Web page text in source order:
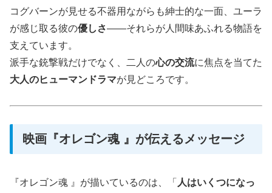
コグバーンが見せる不器用ながらも紳士的な一面、ユーラ
が感じ取る彼の優しさ――それらが人間味あふれる物語を
支えています。
派手な銃撃戦だけでなく、二人の心の交流に焦点を当てた
大人のヒューマンドラマが見どころです。
映画『オレゴン魂 』が伝えるメッセージ
『オレゴン魂 』が描いているのは、「 人はいくつになっ